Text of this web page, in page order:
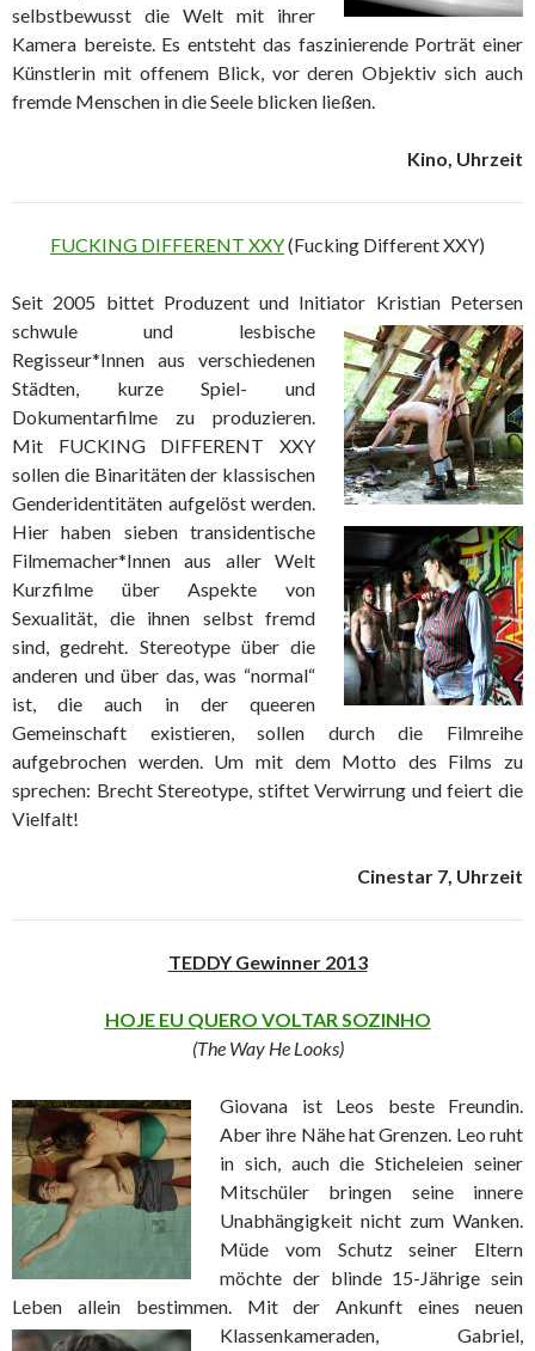
selbstbewusst die Welt mit ihrer
Kamera bereiste. Es entsteht das faszinierende Porträt einer
Künstlerin mit offenem Blick, vor deren Objektiv sich auch
fremde Menschen in die Seele blicken ließen.
Kino, Uhrzeit
FUCKING DIFFERENT XXY(Fucking Different XXY)
Seit 2005 bittet Produzent und Initiator Kristian Petersen
schwule und lesbische
Regisseur*Innen aus verschiedenen
Städten, kurze Spiel- und
Dokumentarfilme zu produzieren.
Mit FUCKING DIFFERENT XXY
sollen die Binaritäten der klassischen
Genderidentitäten aufgelöst werden.
Hier haben sieben transidentische
Filmemacher*Innen aus aller Welt
Kurzfilme über Aspekte von
Sexualität, die ihnen selbst fremd
sind, gedreht. Stereotype über die
anderen und über das, was “normal“
ist, die auch in der queeren
Gemeinschaft existieren, sollen durch die Filmreihe
aufgebrochen werden. Um mit dem Motto des Films zu
sprechen: Brecht Stereotype, stiftet Verwirrung und feiert die
Vielfalt!
Cinestar 7, Uhrzeit
TEDDY Gewinner 2013
HOJE EU QUERO VOLTAR SOZINHO
(The Way He Looks)
Giovana ist Leos beste Freundin.
Aber ihre Nähe hat Grenzen. Leo ruht
in sich, auch die Sticheleien seiner
Mitschüler bringen seine innere
Unabhängigkeit nicht zum Wanken.
Müde vom Schutz seiner Eltern
möchte der blinde 15-Jährige sein
Leben allein bestimmen. Mit der Ankunft eines neuen
Klassenkameraden, Gabriel,